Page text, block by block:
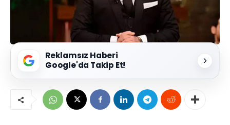
Reklamsız Haberi
Google'da Takip Et!